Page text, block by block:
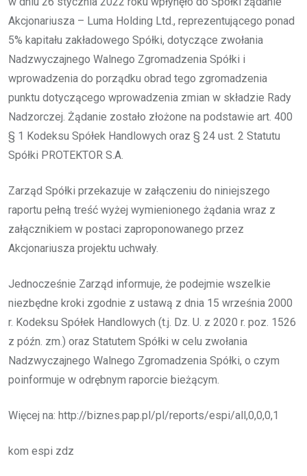
Akcjonariusza – Luma Holding Ltd., reprezentującego ponad
5% kapitału zakładowego Spółki, dotyczące zwołania
Nadzwyczajnego Walnego Zgromadzenia Spółki i
wprowadzenia do porządku obrad tego zgromadzenia
punktu dotyczącego wprowadzenia zmian w składzie Rady
Nadzorczej. Żądanie zostało złożone na podstawie art. 400
§ 1 Kodeksu Spółek Handlowych oraz § 24 ust. 2 Statutu
Spółki PROTEKTOR S.A.
Zarząd Spółki przekazuje w załączeniu do niniejszego
raportu pełną treść wyżej wymienionego żądania wraz z
załącznikiem w postaci zaproponowanego przez
Akcjonariusza projektu uchwały.
Jednocześnie Zarząd informuje, że podejmie wszelkie
niezbędne kroki zgodnie z ustawą z dnia 15 września 2000
r. Kodeksu Spółek Handlowych (t.j. Dz. U. z 2020 r. poz. 1526
z późn. zm.) oraz Statutem Spółki w celu zwołania
Nadzwyczajnego Walnego Zgromadzenia Spółki, o czym
poinformuje w odrębnym raporcie bieżącym.
Więcej na: http://biznes.pap.pl/pl/reports/espi/all,0,0,0,1
kom espi zdz